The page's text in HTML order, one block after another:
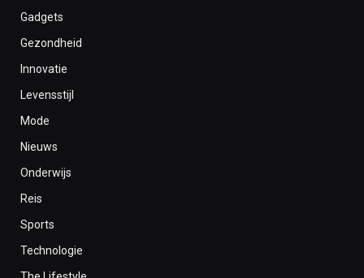
Gadgets
Gezondheid
Innovatie
Levensstijl
Mode
Nieuws
Onderwijs
Reis
Sports
Technologie